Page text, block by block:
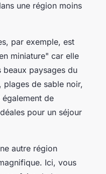
une région moins
par exemple, est
miniature" car elle
paysages du
plages de sable noir,
de
pour un séjour
autre région
Ici, vous